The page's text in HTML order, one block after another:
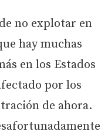
no explotar en
hay muchas
en los Estados
por los
de ahora.